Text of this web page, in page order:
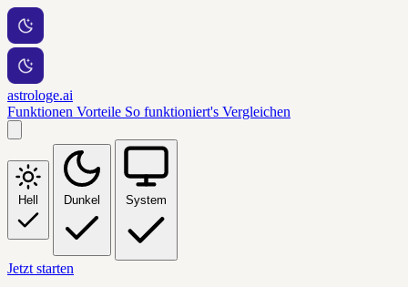
astrologe.ai
Funktionen Vorteile So funktioniert's Vergleichen
Hell Dunkel System
Jetzt starten